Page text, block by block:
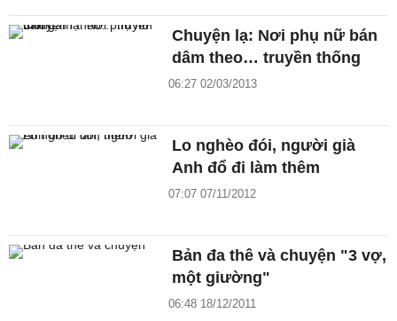
Chuyện lạ: Nơi phụ nữ bán
dâm theo… truyền thống
06:27 02/03/2013
Lo nghèo đói, người già
Anh đổ đi làm thêm
07:07 07/11/2012
Bản đa thê và chuyện "3 vợ,
một giường"
06:48 18/12/2011